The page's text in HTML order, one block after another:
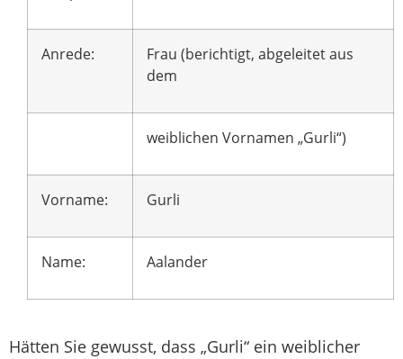
Anrede:
Frau (berichtigt, abgeleitet aus
dem
weiblichen Vornamen „Gurli“)
Vorname: Gurli
Name: Aalander
Hätten Sie gewusst, dass „Gurli“ ein weiblicher